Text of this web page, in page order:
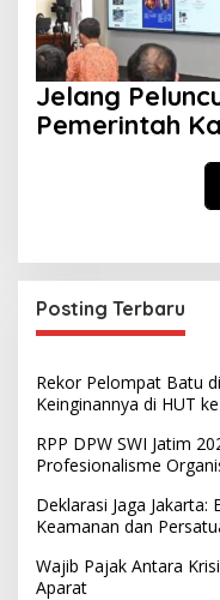
Jelang
Pemerintah
Posting Terbaru
Rekor Pelompat Batu
Keinginannya di HUT
RPP DPW SWI Jatim
Profesionalisme
Deklarasi Jaga
Keamanan dan
Wajib Pajak Antara
Aparat